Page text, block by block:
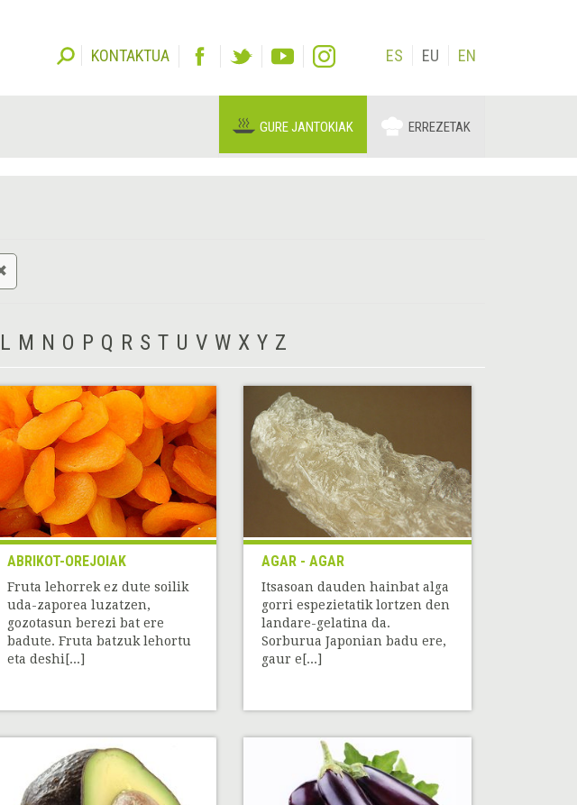
KONTAKTUA ES EU EN
GURE JANTOKIAK ERREZETAK
L M N O P Q R S T U V W X Y Z
ABRIKOT-OREJOIAK
Fruta lehorrek ez dute soilik
uda-zaporea luzatzen,
gozotasun berezi bat ere
badute. Fruta batzuk lehortu
eta deshi[...]
AGAR - AGAR
Itsasoan dauden hainbat alga
gorri espezietatik lortzen den
landare-gelatina da.
Sorburua Japonian badu ere,
gaur e[...]